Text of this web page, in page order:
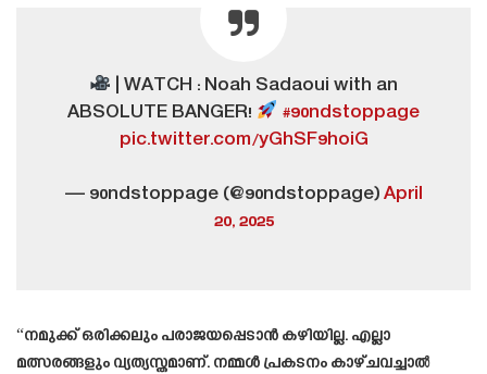
| WATCH : Noah Sadaoui with an
ABSOLUTE BANGER!
#90ndstoppage
pic.twitter.com/yGhSF9hoiG
— 90ndstoppage (@90ndstoppage) April
20, 2025
“നമുക്ക് ഒരിക്കലും പരാജയപ്പെടാൻ കഴിയില്ല. എല്ലാ
മത്സരങ്ങളും വ്യത്യസ്തമാണ്. നമ്മൾ പ്രകടനം കാഴ്ചവച്ചാൽ